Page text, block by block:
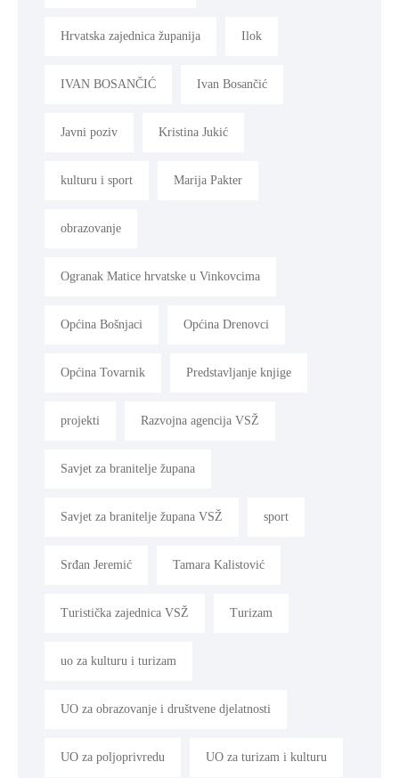
Hrvatska zajednica županija Ilok
IVAN BOSANČIĆ Ivan Bosančić
Javni poziv Kristina Jukić
kulturu i sport Marija Pakter
obrazovanje
Ogranak Matice hrvatske u Vinkovcima
Općina Bošnjaci Općina Drenovci
Općina Tovarnik Predstavljanje knjige
projekti Razvojna agencija VSŽ
Savjet za branitelje župana
Savjet za branitelje župana VSŽ sport
Srđan Jeremić Tamara Kalistović
Turistička zajednica VSŽ Turizam
uo za kulturu i turizam
UO za obrazovanje i društvene djelatnosti
UO za poljoprivredu UO za turizam i kulturu